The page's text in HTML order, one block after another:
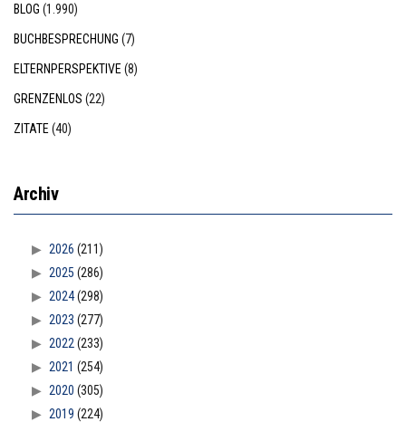
BLOG (1.990)
BUCHBESPRECHUNG (7)
ELTERNPERSPEKTIVE (8)
GRENZENLOS (22)
ZITATE (40)
Archiv
2026 (211)
2025 (286)
2024(298)
2023 (277)
2022 (233)
2021 (254)
2020 (305)
2019 (224)